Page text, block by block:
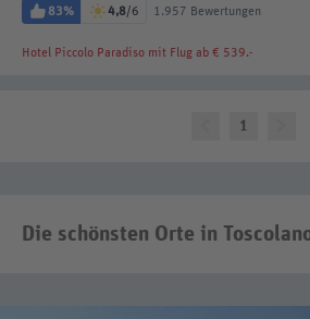
83% 4,8/6 1.957 Bewertungen
Hotel Piccolo Paradiso mit Flug ab € 539.-
1
Die schönsten Orte in